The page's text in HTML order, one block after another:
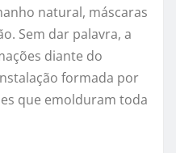
natural, máscaras
Sem dar palavra, a
diante do
formada por
que emolduram toda